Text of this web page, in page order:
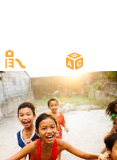
O nas
Start